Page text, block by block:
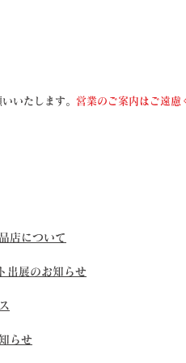
いたします。 営業のご案内はご遠慮
店について
出展のお知らせ
らせ